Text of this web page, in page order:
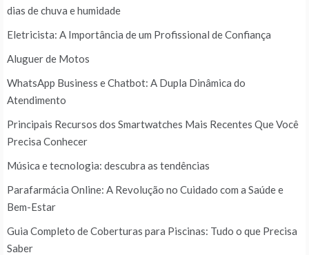
dias de chuva e humidade
Eletricista: A Importância de um Profissional de Confiança
Aluguer de Motos
WhatsApp Business e Chatbot: A Dupla Dinâmica do
Atendimento
Principais Recursos dos Smartwatches Mais Recentes Que Você
Precisa Conhecer
Música e tecnologia: descubra as tendências
Parafarmácia Online: A Revolução no Cuidado com a Saúde e
Bem-Estar
Guia Completo de Coberturas para Piscinas: Tudo o que Precisa
Saber